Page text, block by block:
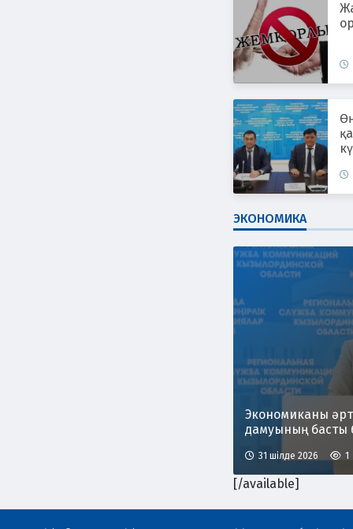
ЭКОНОМИКА
Экономиканы
дамуының басты
31 шілде 2026 1
[/available]